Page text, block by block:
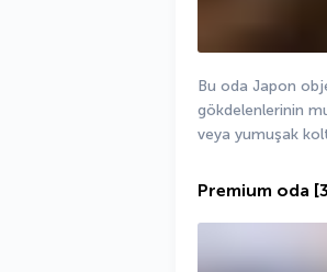
Bu oda Japon
gökdelenlerinin
veya yumuşak
Premium oda